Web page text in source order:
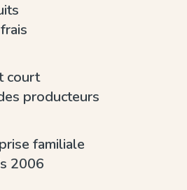
court
producteurs
familiale
2006